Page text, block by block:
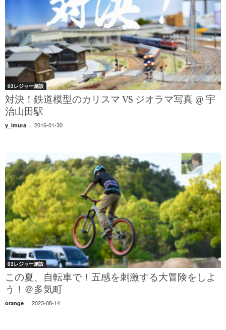
03レジャー施設
対決！鉄道模型のカリスマ VS ジオラマ写真 @ 宇
治山田駅
y_imura - 2016-01-30
03レジャー施設
この夏、自転車で！五感を刺激する大冒険をしよ
う！＠多気町
orange - 2023-08-14